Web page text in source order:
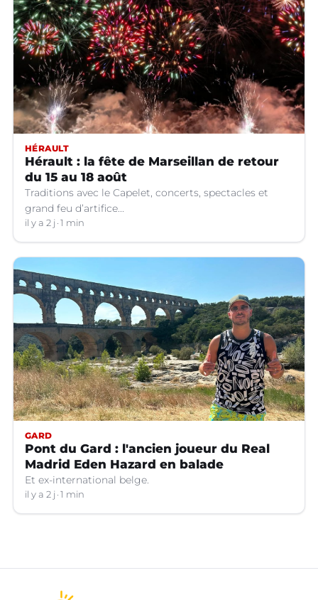
HÉRAULT
Hérault : la fête de Marseillan de retour
du 15 au 18 août
Traditions avec le Capelet, concerts, spectacles et
grand feu d’artifice...
il y a 2 j 1 min
GARD
Pont du Gard : l'ancien joueur du Real
Madrid Eden Hazard en balade
Et ex-international belge.
il y a 2 j 1 min